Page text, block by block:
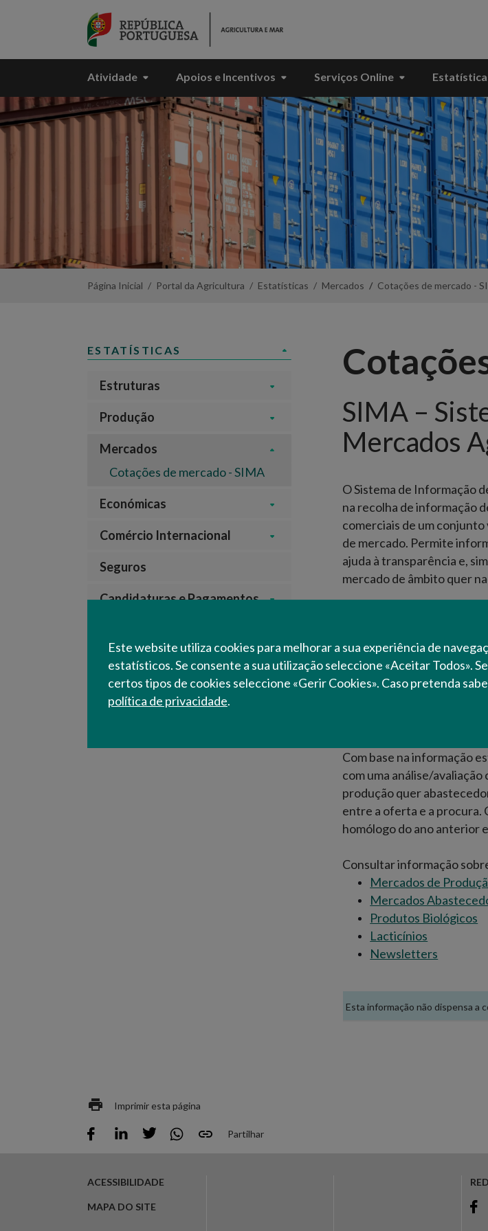
Skip to Main Content
Atividade Apoios e Incentivos Serviços Online
Cotações
de
mercado
Este website utiliza cookies para melhorar a sua experiência de
estatísticos. Se consente a sua utilização seleccione «Aceitar Todos».
certos tipos de cookies seleccione «Gerir Cookies». Caso pretenda
política de privacidade.
Página Inicial Portal da Agricultura Estatísticas Mercados Cotações de mercado -
ESTATÍSTICAS
Estruturas
Produção
Mercados
Cotações de mercado - SIMA
Económicas
Comércio Internacional
Seguros
Candidaturas e Pagamentos
SIMA –
Mercados
O Sistema de Informação
na recolha de informação
comerciais de um
de mercado. Permite
ajuda à transparência e,
mercado de âmbito quer
económicos dos vários
Encontra-se disponível
Com base na informação
com uma análise/
produção quer
entre a oferta e a procura.
homólogo do ano anterior
Consultar informação
Mercados de
Mercados
Produtos Biológicos
Lacticínios
Newsletters
Esta informação não dispensa a
Imprimir esta página
Partilhar
ACESSIBILIDADE
MAPA DO SITE